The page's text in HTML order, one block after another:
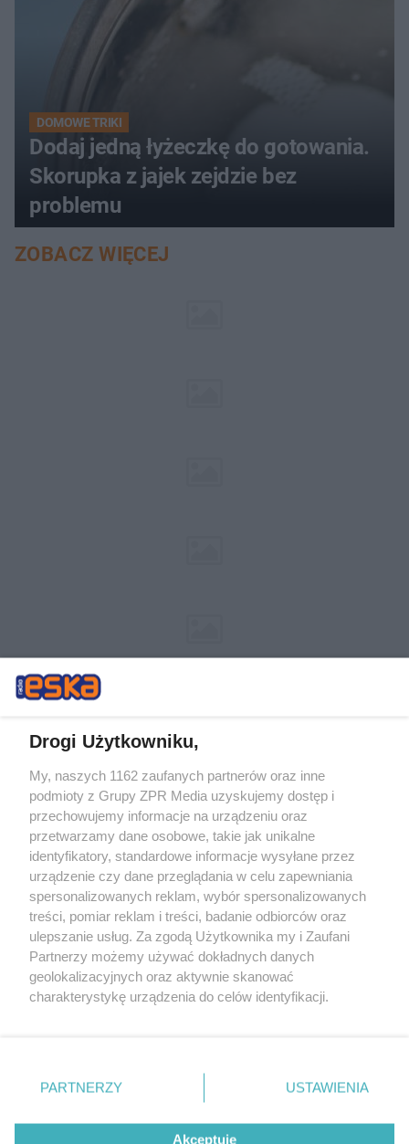
DOMOWE TRIKI
Dodaj jedną łyżeczkę do gotowania.
Skorupka z jajek zejdzie bez
problemu
ZOBACZ WIĘCEJ
Żaden utwór zamieszczony w serwisie nie może być powielany i
rozpowszechniany lub dalej rozpowszechniany w jakikolwiek sposób (w
tym także elektroniczny lub mechaniczny) na jakimkolwiek polu
eksploatacji w jakiejkolwiek formie, włącznie z umieszczaniem w
Internecie bez pisemnej zgody właściciela praw. Jakiekolwiek użycie lub
wykorzystanie utworów w całości lub w części z naruszeniem prawa,
tzn. bez właściwej zgody, jest zabronione pod groźbą kary i może być
ścigane prawnie.
© 2026 Grupa ZPR Media
Drogi Użytkowniku,
My, naszych 1162 zaufanych partnerów oraz inne
podmioty z Grupy ZPR Media uzyskujemy dostęp i
przechowujemy informacje na urządzeniu oraz
przetwarzamy dane osobowe, takie jak unikalne
identyfikatory, standardowe informacje wysyłane przez
urządzenie czy dane przeglądania w celu zapewniania
spersonalizowanych reklam, wybór spersonalizowanych
treści, pomiar reklam i treści, badanie odbiorców oraz
ulepszanie usług. Za zgodą Użytkownika my i Zaufani
Partnerzy możemy używać dokładnych danych
geolokalizacyjnych oraz aktywnie skanować
charakterystykę urządzenia do celów identyfikacji.
zmienić/wycofać klikając przycisk ustawień prywatności
znajdujący się w lewym dolnym rogu strony
rodzaje przetwarzania danych nie wymagają zgody
użytkownika, ale masz prawo sprzeciwić się takiemu
PARTNERZY USTAWIENIA
Akceptuję